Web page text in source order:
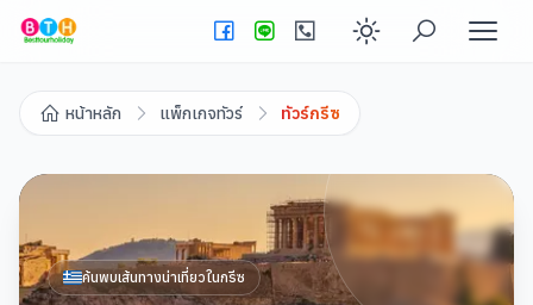
Enable dark
หน้าหลัก แพ็กเกจทัวร์ ทัวร์กรีซ
ค้นพบเส้นทางน่าเที่ยวในกรีซ